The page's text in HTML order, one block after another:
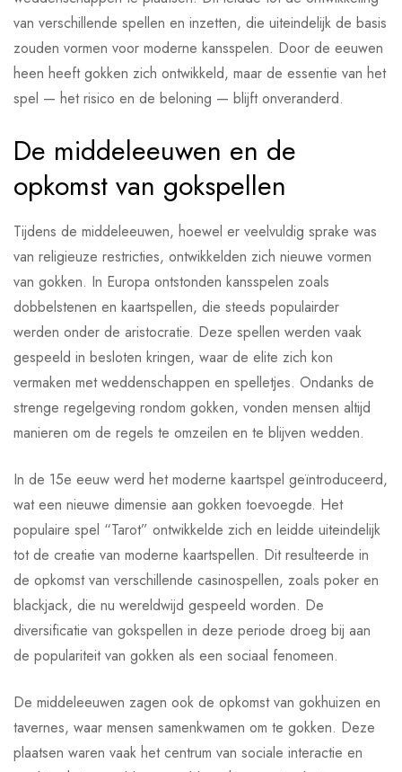
van verschillende spellen en inzetten, die uiteindelijk de basis
zouden vormen voor moderne kansspelen. Door de eeuwen
heen heeft gokken zich ontwikkeld, maar de essentie van het
spel — het risico en de beloning — blijft onveranderd.
De middeleeuwen en de
opkomst van gokspellen
Tijdens de middeleeuwen, hoewel er veelvuldig sprake was
van religieuze restricties, ontwikkelden zich nieuwe vormen
van gokken. In Europa ontstonden kansspelen zoals
dobbelstenen en kaartspellen, die steeds populairder
werden onder de aristocratie. Deze spellen werden vaak
gespeeld in besloten kringen, waar de elite zich kon
vermaken met weddenschappen en spelletjes. Ondanks de
strenge regelgeving rondom gokken, vonden mensen altijd
manieren om de regels te omzeilen en te blijven wedden.
In de 15e eeuw werd het moderne kaartspel geïntroduceerd,
wat een nieuwe dimensie aan gokken toevoegde. Het
populaire spel “Tarot” ontwikkelde zich en leidde uiteindelijk
tot de creatie van moderne kaartspellen. Dit resulteerde in
de opkomst van verschillende casinospellen, zoals poker en
blackjack, die nu wereldwijd gespeeld worden. De
diversificatie van gokspellen in deze periode droeg bij aan
de populariteit van gokken als een sociaal fenomeen.
De middeleeuwen zagen ook de opkomst van gokhuizen en
tavernes, waar mensen samenkwamen om te gokken. Deze
plaatsen waren vaak het centrum van sociale interactie en